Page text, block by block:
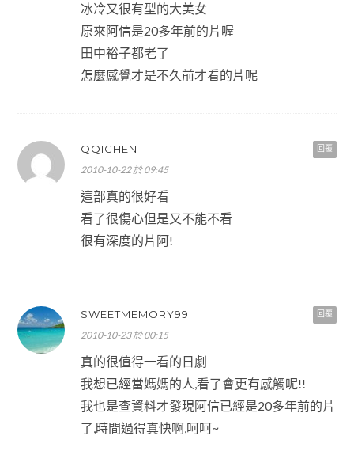
冰冷又很有型的大美女
原來阿信是20多年前的片喔
田中裕子都老了
怎麼感覺才是不久前才看的片呢
回覆
QQICHEN
2010-10-22 於 09:45
這部真的很好看
看了很傷心但是又不能不看
很有深度的片阿!
回覆
SWEETMEMORY99
2010-10-23 於 00:15
真的很值得一看的日劇
我想已經當媽媽的人,看了會更有感觸呢!!
我也是查資料才發現阿信已經是20多年前的片
了,時間過得真快啊,呵呵~